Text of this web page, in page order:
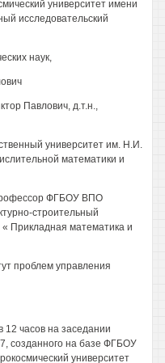
университет имени
исследовательский
наук,
Павлович, д.т.н.,
университет им. Н.И.
математики и
ФГБОУ ВПО
строительный
Прикладная математика и
проблем управления
12 часов на заседании
созданного на базе ФГБОУ
университет